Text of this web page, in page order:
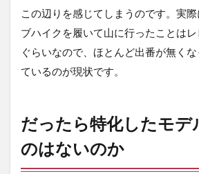
2.3
性と
使い
色・
モデ
ルは
選べ
この辺りを感じてしまうのです。実
ブハイクを履いて山に行ったことは
ぐらいなので、ほとんど出番が無く
ているのが現状です。
だったら特化したモデ
のはないのか